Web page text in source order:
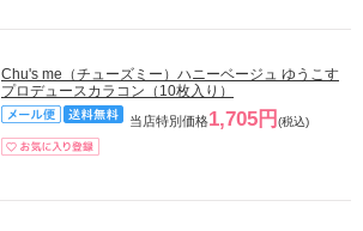
Chu's me（チューズミー）ハニーベージュ ゆうこす
プロデュースカラコン（10枚入り）
当店特別価格1,705円 (税込)